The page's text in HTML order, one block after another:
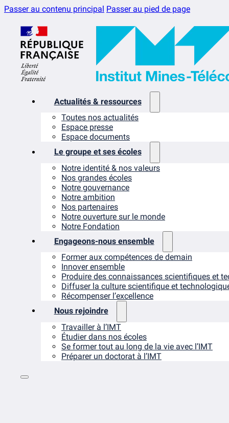
Passer au contenu principal Passer au pied de page
Actualités & ressources
Toutes nos actualités
Espace presse
Espace documents
Le groupe et ses écoles
Notre identité & nos valeurs
Nos grandes écoles
Notre gouvernance
Notre ambition
Nos partenaires
Notre ouverture sur le monde
Notre Fondation
Engageons-nous ensemble
Former aux compétences de demain
Innover ensemble
Produire des connaissances scientifiques et
Diffuser la culture scientifique et
Récompenser l’excellence
Nous rejoindre
Travailler à l’IMT
Étudier dans nos écoles
Se former tout au long de la vie avec l’IMT
Préparer un doctorat à l’IMT